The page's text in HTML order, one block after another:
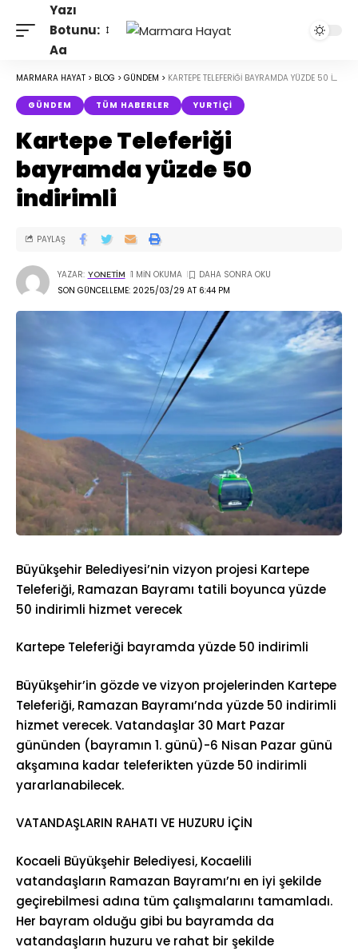
Yazı
Botunu:
Aa
MARMARA HAYAT > BLOG > GÜNDEM > KARTEPE TELEFERIĞI BAYRAMDA YÜZDE 50 INDIRIMLI
GÜNDEM TÜM HABERLER YURTIÇI
Kartepe Teleferiği
bayramda yüzde 50
indirimli
SON GÜNCELLEME: 2025/03/29 AT 6:44 PM
YAZAR: YONETIM 1 MIN OKUMA
PAYLAŞ
Büyükşehir Belediyesi’nin vizyon projesi Kartepe
Teleferiği, Ramazan Bayramı tatili boyunca yüzde
50 indirimli hizmet verecek
Kartepe Teleferiği bayramda yüzde 50 indirimli
Büyükşehir’in gözde ve vizyon projelerinden Kartepe
Teleferiği, Ramazan Bayramı’nda yüzde 50 indirimli
hizmet verecek. Vatandaşlar 30 Mart Pazar
gününden (bayramın 1. günü)-6 Nisan Pazar günü
akşamına kadar teleferikten yüzde 50 indirimli
yararlanabilecek.
VATANDAŞLARIN RAHATI VE HUZURU İÇİN
Kocaeli Büyükşehir Belediyesi, Kocaelili
vatandaşların Ramazan Bayramı’nı en iyi şekilde
geçirebilmesi adına tüm çalışmalarını tamamladı.
Her bayram olduğu gibi bu bayramda da
vatandaşların huzuru ve rahat bir şekilde